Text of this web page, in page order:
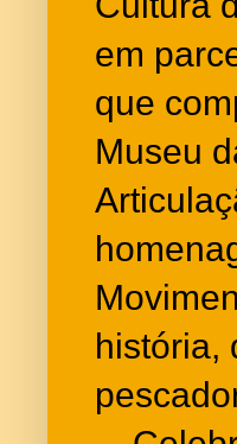
em
que
Museu
história,